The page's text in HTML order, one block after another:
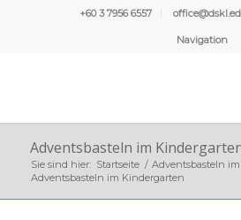
+60 3 7956 6557
Navigation
Adventsbasteln im
Sie sind hier: Startseite / Adventsbasteln
Adventsbasteln im Kindergarten